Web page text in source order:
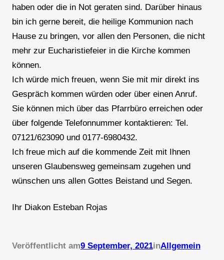
haben oder die in Not geraten sind. Darüber hinaus
bin ich gerne bereit, die heilige Kommunion nach
Hause zu bringen, vor allen den Personen, die nicht
mehr zur Eucharistiefeier in die Kirche kommen
können.
Ich würde mich freuen, wenn Sie mit mir direkt ins
Gespräch kommen würden oder über einen Anruf.
Sie können mich über das Pfarrbüro erreichen oder
über folgende Telefonnummer kontaktieren: Tel.
07121/623090 und 0177-6980432.
Ich freue mich auf die kommende Zeit mit Ihnen
unseren Glaubensweg gemeinsam zugehen und
wünschen uns allen Gottes Beistand und Segen.
Ihr Diakon Esteban Rojas
Veröffentlicht am9 September, 2021inAllgemein